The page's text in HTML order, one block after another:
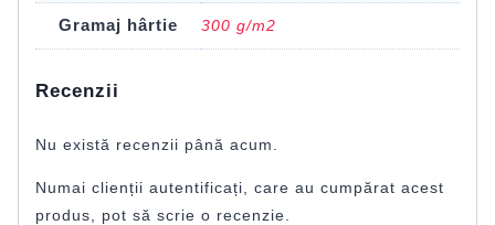
Gramaj hârtie 300 g/m2
Recenzii
Nu există recenzii până acum.
Numai clienții autentificați, care au cumpărat acest
produs, pot să scrie o recenzie.